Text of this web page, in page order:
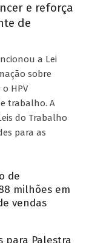
e reforça
de
a Lei
sobre
HPV
trabalho. A
do Trabalho
para as
de
milhões em
vendas